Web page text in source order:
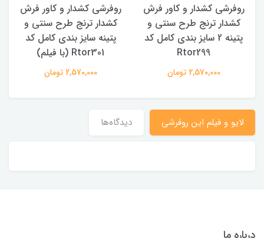
روفرشی کشدار و کاور فرش
کشدار ترنج طرح سنتی و
پتینه 2 سایز بندی کامل کد
Rtor299
2,570,000 تومان
روفرشی کشدار و کاور فرش
کشدار ترنج طرح سنتی و
پتینه سایز بندی کامل کد
Rtor301 (با فیلم)
2,570,000 تومان
لایو و فیلم این روفرشی دیدگاه‌ها